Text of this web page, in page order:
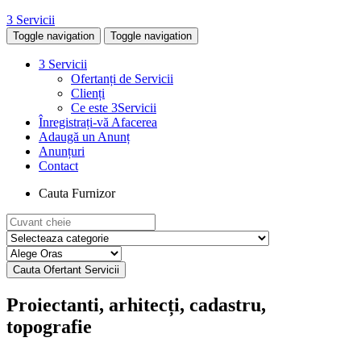
3 Servicii
Toggle navigation Toggle navigation
3 Servicii
Ofertanți de Servicii
Clienți
Ce este 3Servicii
Înregistrați-vă Afacerea
Adaugă un Anunț
Anunțuri
Contact
Cauta Furnizor
Proiectanti, arhitecți, cadastru,
topografie